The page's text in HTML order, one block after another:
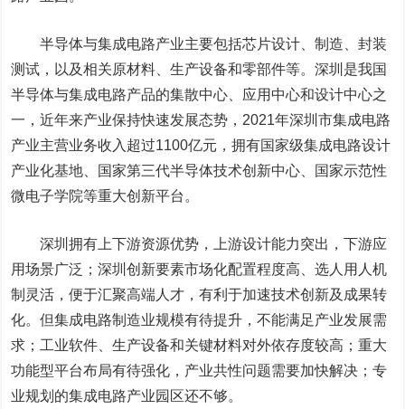
半导体与集成电路产业主要包括芯片设计、制造、封装
测试，以及相关原材料、生产设备和零部件等。深圳是我国
半导体与集成电路产品的集散中心、应用中心和设计中心之
一，近年来产业保持快速发展态势，2021年深圳市集成电路
产业主营业务收入超过1100亿元，拥有国家级集成电路设计
产业化基地、国家第三代半导体技术创新中心、国家示范性
微电子学院等重大创新平台。
深圳拥有上下游资源优势，上游设计能力突出，下游应
用场景广泛；深圳创新要素市场化配置程度高、选人用人机
制灵活，便于汇聚高端人才，有利于加速技术创新及成果转
化。但集成电路制造业规模有待提升，不能满足产业发展需
求；工业软件、生产设备和关键材料对外依存度较高；重大
功能型平台布局有待强化，产业共性问题需要加快解决；专
业规划的集成电路产业园区还不够。